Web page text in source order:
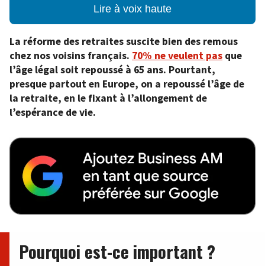
Lire à voix haute
La réforme des retraites suscite bien des remous
chez nos voisins français. 70% ne veulent pas que
l’âge légal soit repoussé à 65 ans. Pourtant,
presque partout en Europe, on a repoussé l’âge de
la retraite, en le fixant à l’allongement de
l’espérance de vie.
Pourquoi est-ce important ?